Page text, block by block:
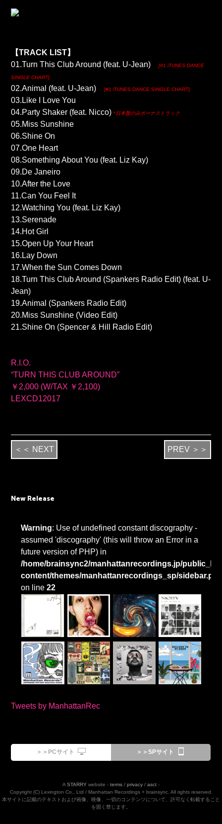
【TRACK LIST】
01.Turn This Club Around (feat. U-Jean)[#1 iTUNES DANCE
SINGLE CHART]
02.Animal (feat. U-Jean)[#1 iTUNES DANCE SINGLE CHART]
03.Like I Love You
04.Party Shaker (feat. Nicco)*日本盤のみボーナストラック
05.Miss Sunshine
06.Shine On
07.One Heart
08.Something About You (feat. Liz Kay)
09.De Janeiro
10.After the Love
11.Can You Feel It
12.Watching You (feat. Liz Kay)
13.Serenade
14.Hot Girl
15.Open Up Your Heart
16.Lay Down
17.When the Sun Comes Down
18.Turn This Club Around (Spankers Radio Edit) (feat. U-
Jean)
19.Animal (Spankers Radio Edit)
20.Miss Sunshine (Video Edit)
21.Shine On (Spencer & Hill Radio Edit)
R.I.O.
“TURN THIS CLUB AROUND”
￥2,000 (W/TAX ￥2,100)
LEXCD12017
＜＜ NEXT PREV ＞＞
New Release
Warning: Use of undefined constant discography -
assumed 'discography' (this will throw an Error in a
future version of PHP) in
/home/brainsync2/manhattanrecordings.jp/
content/themes/manhattanrecordings_sp/
on line22
Tweets by ManhattanRec
＞＞PCサイト ＞＞SPサイト
A STARRY website - terms / privacy / asct -
Copyright (C) Lexington Co., Ltd / Manhattan Recordings + brainsync. All rights reserved.
本サイトに記載のテキストおよび画像、映像、一切のコンテンツについて、許可なく転載すること
を固く禁じます。